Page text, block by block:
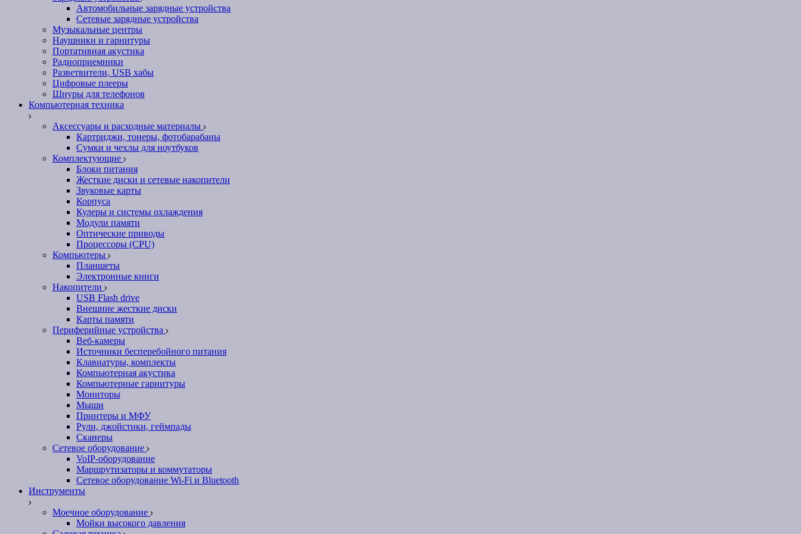
Автомобильные зарядные устройства
Сетевые зарядные устройства
Музыкальные центры
Наушники и гарнитуры
Портативная акустика
Радиоприемники
Разветвители, USB хабы
Цифровые плееры
Шнуры для телефонов
Компьютерная техника
Аксессуары и расходные материалы
Картриджи, тонеры, фотобарабаны
Сумки и чехлы для ноутбуков
Комплектующие
Блоки питания
Жесткие диски и сетевые накопители
Звуковые карты
Корпуса
Кулеры и системы охлаждения
Модули памяти
Оптические приводы
Процессоры (CPU)
Компьютеры
Планшеты
Электронные книги
Накопители
USB Flash drive
Внешние жесткие диски
Карты памяти
Периферийные устройства
Веб-камеры
Источники бесперебойного питания
Клавиатуры, комплекты
Компьютерная акустика
Компьютерные гарнитуры
Мониторы
Мыши
Принтеры и МФУ
Рули, джойстики, геймпады
Сканеры
Сетевое оборудование
VoIP-оборудование
Маршрутизаторы и коммутаторы
Сетевое оборудование Wi-Fi и Bluetooth
Инструменты
Моечное оборудование
Мойки высокого давления